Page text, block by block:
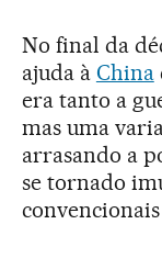
No final da
ajuda à China
era tanto a
mas uma
arrasando a
se tornado